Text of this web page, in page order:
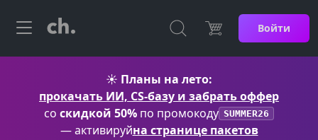
Войти
☀️ Планы на лето:
прокачать ИИ, CS-базу и забрать оффер
со скидкой 50% по промокоду SUMMER26
— активируйна странице пакетов